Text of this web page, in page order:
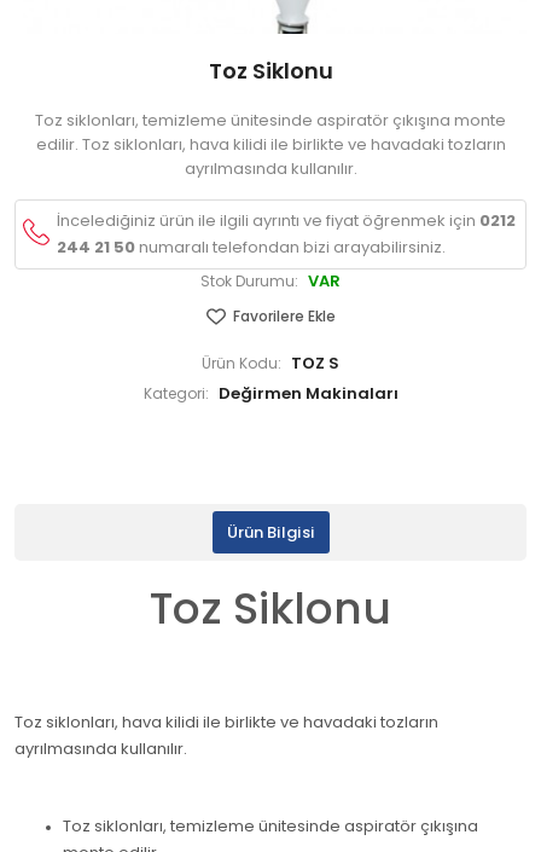
Toz Siklonu
Toz siklonları, temizleme ünitesinde aspiratör çıkışına monte
edilir. Toz siklonları, hava kilidi ile birlikte ve havadaki tozların
ayrılmasında kullanılır.
İncelediğiniz ürün ile ilgili ayrıntı ve fiyat öğrenmek için 0212
244 21 50numaralı telefondan bizi arayabilirsiniz.
Stok Durumu: VAR
Favorilere Ekle
Ürün Kodu: TOZ S
Kategori: Değirmen Makinaları
Ürün Bilgisi
Toz Siklonu
Toz siklonları, hava kilidi ile birlikte ve havadaki tozların
ayrılmasında kullanılır.
Toz siklonları, temizleme ünitesinde aspiratör çıkışına